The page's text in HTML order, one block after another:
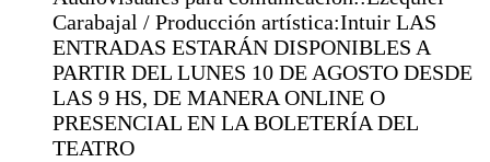
Carabajal / Producción artística:Intuir LAS
ENTRADAS ESTARÁN DISPONIBLES A
PARTIR DEL LUNES 10 DE AGOSTO DESDE
LAS 9 HS, DE MANERA ONLINE O
PRESENCIAL EN LA BOLETERÍA DEL
TEATRO